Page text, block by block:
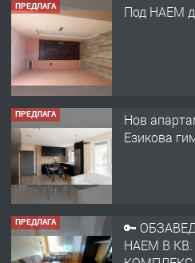
ПРЕДЛАГА Под НАЕМ
ПРЕДЛАГА
Нов
Езикова
ПРЕДЛАГА
🔑
НАЕМ В КВ.